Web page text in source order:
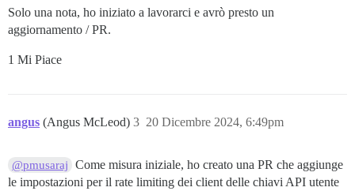
Solo una nota, ho iniziato a lavorarci e avrò presto un
aggiornamento / PR.
1 Mi Piace
angus (Angus McLeod) 20 Dicembre 2024, 6:49pm
3
@pmusaraj
Come misura iniziale, ho creato una PR che aggiunge
le impostazioni per il rate limiting dei client delle chiavi API utente